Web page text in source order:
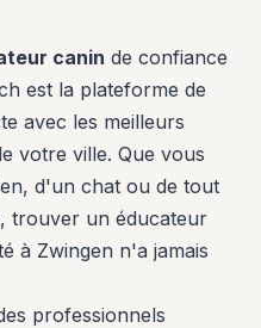
canin de confiance
est la plateforme de
avec les meilleurs
votre ville. Que vous
d'un chat ou de tout
trouver un éducateur
à Zwingen n'a jamais
professionnels